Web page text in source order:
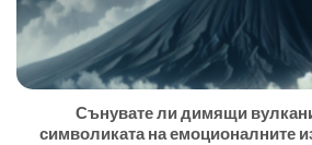
Сънувате ли димящи
символиката на емоционалните